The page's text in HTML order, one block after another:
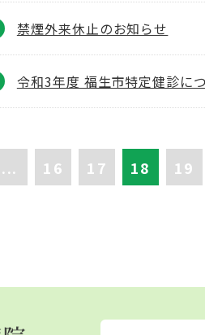
禁煙外来休止のお知らせ
令和3年度 福生市特定健診に
... 16 17 18 19